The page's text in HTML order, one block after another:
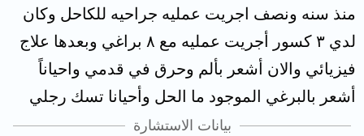
منذ سنه ونصف اجريت عمليه جراحيه للكاحل وكان
لدي ٣ كسور أجريت عمليه مع ٨ براغي وبعدها علاج
فيزيائي والان أشعر بألم وحرق في قدمي واحياناً
أشعر بالبرغي الموجود ما الحل وأحيانا تسك رجلي
بيانات الاستشارة